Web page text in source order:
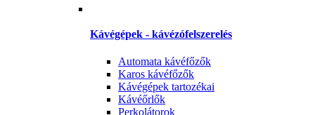
Kávégépek - kávézófelszerelés
Automata kávéfőzők
Karos kávéfőzők
Kávégépek tartozékai
Kávéőrlők
Perkolátorok